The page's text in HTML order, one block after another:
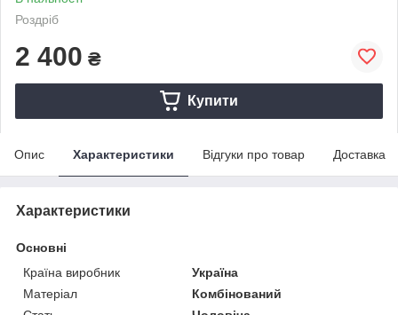
Роздріб
2 400 ₴
Купити
Опис Характеристики Відгуки про товар Доставка
Характеристики
Основні
Країна виробник
Україна
Матеріал
Комбінований